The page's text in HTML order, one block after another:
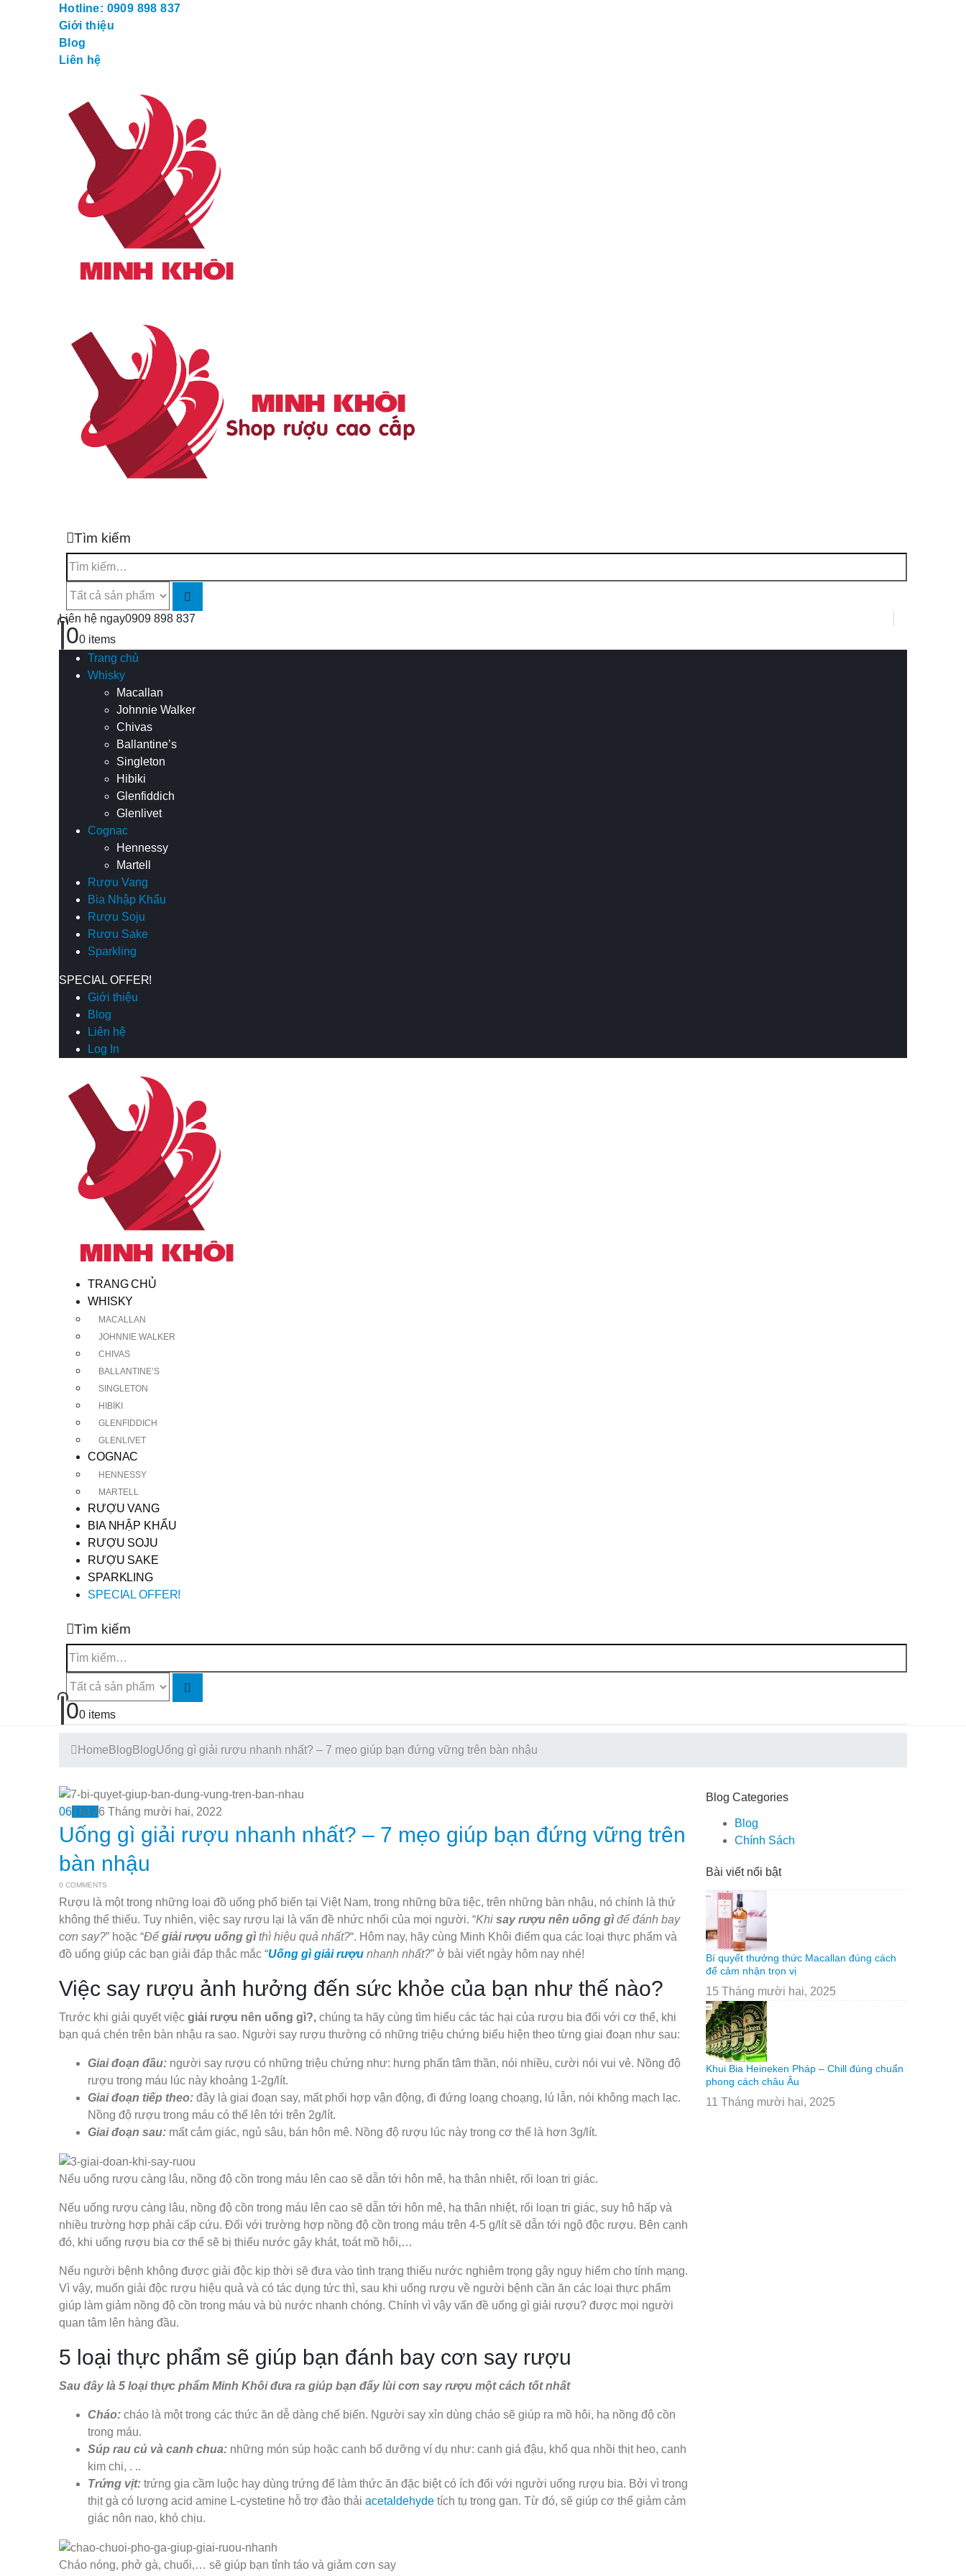
Hotline: 0909 898 837
Giới thiệu
Blog
Liên hệ
Tìm kiếm
Liên hệ ngay0909 898 837
00 items
Trang chủ
Whisky
Macallan
Johnnie Walker
Chivas
Ballantine’s
Singleton
Hibiki
Glenfiddich
Glenlivet
Cognac
Hennessy
Martell
Rượu Vang
Bia Nhập Khẩu
Rượu Soju
Rượu Sake
Sparkling
SPECIAL OFFER!
Giới thiệu
Blog
Liên hệ
Log In
TRANG CHỦ
WHISKY
MACALLAN
JOHNNIE WALKER
CHIVAS
BALLANTINE’S
SINGLETON
HIBIKI
GLENFIDDICH
GLENLIVET
COGNAC
HENNESSY
MARTELL
RƯỢU VANG
BIA NHẬP KHẨU
RƯỢU SOJU
RƯỢU SAKE
SPARKLING
SPECIAL OFFER!
Tìm kiếm
00 items
Home Blog BlogUống gì giải rượu nhanh nhất? – 7 mẹo giúp bạn đứng vững trên bàn nhậu
06Th126 Tháng mười hai, 2022
Uống gì giải rượu nhanh nhất? – 7 mẹo giúp bạn đứng vững trên
bàn nhậu
0 COMMENTS
Rượu là một trong những loại đồ uống phổ biến tại Việt Nam, trong những bữa tiệc, trên những bàn nhậu, nó chính là thứ
không thể thiếu. Tuy nhiên, việc say rượu lại là vấn đề nhức nhối của mọi người. “Khi say rượu nên uống gìđể đánh bay
cơn say?” hoặc “Để giải rượu uống gìthì hiệu quả nhất?“. Hôm nay, hãy cùng Minh Khôi điểm qua các loại thực phẩm và
đồ uống giúp các bạn giải đáp thắc mắc “Uống gì giải rượu nhanh nhất?” ở bài viết ngày hôm nay nhé!
Việc say rượu ảnh hưởng đến sức khỏe của bạn như thế nào?
Trước khi giải quyết việc giải rượu nên uống gì?, chúng ta hãy cùng tìm hiểu các tác hại của rượu bia đối với cơ thể, khi
bạn quá chén trên bàn nhậu ra sao. Người say rượu thường có những triệu chứng biểu hiện theo từng giai đoạn như sau:
Giai đoạn đầu: người say rượu có những triệu chứng như: hưng phấn tâm thần, nói nhiều, cười nói vui vẻ. Nồng độ
rượu trong máu lúc này khoảng 1-2g/lít.
Giai đoạn tiếp theo: đây là giai đoạn say, mất phối hợp vận động, đi đứng loạng choạng, lú lẫn, nói không mạch lạc.
Nồng độ rượu trong máu có thể lên tới trên 2g/lít.
Giai đoạn sau: mất cảm giác, ngủ sâu, bán hôn mê. Nồng độ rượu lúc này trong cơ thể là hơn 3g/lít.
Nếu uống rượu càng lâu, nồng độ cồn trong máu lên cao sẽ dẫn tới hôn mê, hạ thân nhiệt, rối loạn tri giác.
Nếu uống rượu càng lâu, nồng độ cồn trong máu lên cao sẽ dẫn tới hôn mê, hạ thân nhiệt, rối loạn tri giác, suy hô hấp và
nhiều trường hợp phải cấp cứu. Đối với trường hợp nồng độ cồn trong máu trên 4-5 g/lít sẽ dẫn tới ngộ độc rượu. Bên cạnh
đó, khi uống rượu bia cơ thể sẽ bị thiếu nước gây khát, toát mồ hôi,…
Nếu người bệnh không được giải độc kịp thời sẽ đưa vào tình trạng thiếu nước nghiêm trọng gây nguy hiểm cho tính mạng.
Vì vậy, muốn giải độc rượu hiệu quả và có tác dụng tức thì, sau khi uống rượu về người bệnh cần ăn các loại thực phẩm
giúp làm giảm nồng độ cồn trong máu và bù nước nhanh chóng. Chính vì vậy vấn đề uống gì giải rượu? được mọi người
quan tâm lên hàng đầu.
5 loại thực phẩm sẽ giúp bạn đánh bay cơn say rượu
Sau đây là 5 loại thực phẩm Minh Khôi đưa ra giúp bạn đẩy lùi cơn say rượu một cách tốt nhất
Cháo: cháo là một trong các thức ăn dễ dàng chế biến. Người say xỉn dùng cháo sẽ giúp ra mồ hôi, hạ nồng độ cồn
trong máu.
Súp rau củ và canh chua: những món súp hoặc canh bổ dưỡng ví dụ như: canh giá đậu, khổ qua nhồi thịt heo, canh
kim chi, . ..
Trứng vịt: trứng gia cầm luộc hay dùng trứng để làm thức ăn đặc biệt có ích đối với người uống rượu bia. Bởi vì trong
thịt gà có lượng acid amine L-cystetine hỗ trợ đào thải acetaldehyde tích tụ trong gan. Từ đó, sẽ giúp cơ thể giảm cảm
giác nôn nao, khó chịu.
Cháo nóng, phở gà, chuối,… sẽ giúp bạn tỉnh táo và giảm cơn say
Blog Categories
Blog
Chính Sách
Bài viết nổi bật
Bí quyết thưởng thức Macallan đúng cách
để cảm nhận trọn vị
15 Tháng mười hai, 2025
Khui Bia Heineken Pháp – Chill đúng chuẩn
phong cách châu Âu
11 Tháng mười hai, 2025